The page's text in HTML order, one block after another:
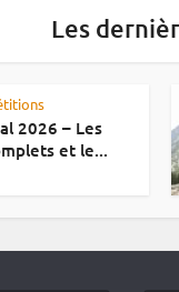
Les
2026 – Les
et le...